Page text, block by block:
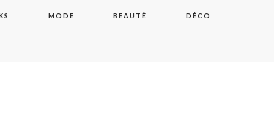
MODE BEAUTÉ DÉCO